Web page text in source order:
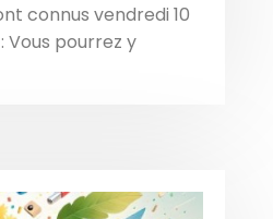
connus vendredi 10
Vous pourrez y